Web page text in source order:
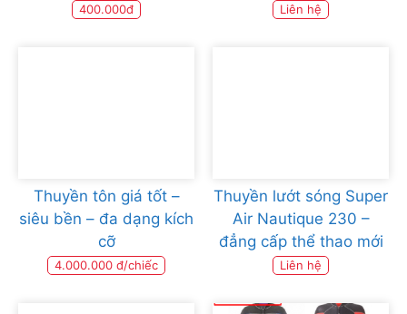
400.000đ Liên hệ
Thuyền tôn giá tốt –
siêu bền – đa dạng kích
cỡ
4.000.000 đ/chiếc
Thuyền lướt sóng Super
Air Nautique 230 –
đẳng cấp thể thao mới
Liên hệ